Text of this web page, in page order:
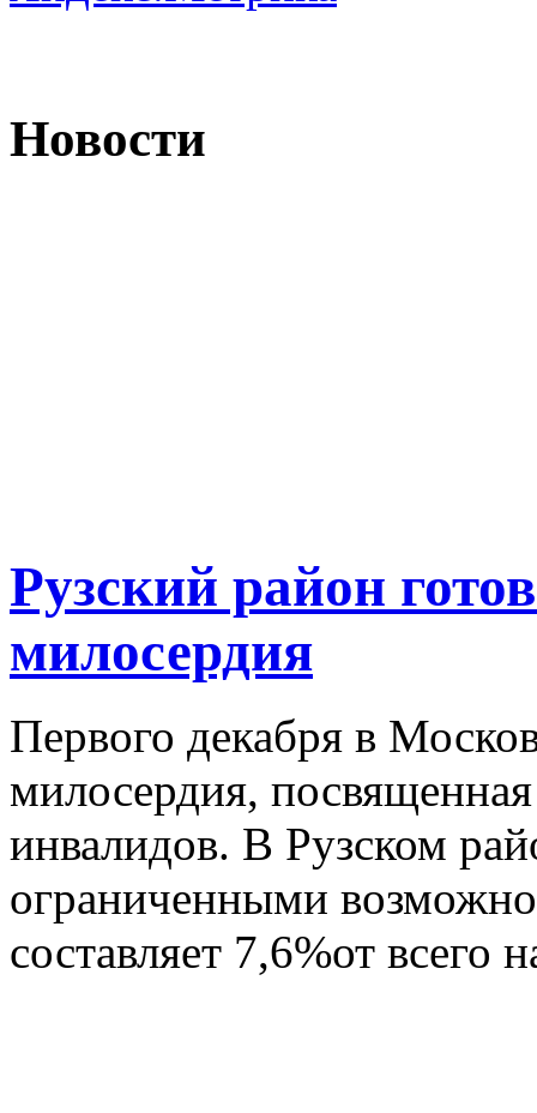
Новости
Рузский район
милосердия
Первого декабря в
милосердия,
инвалидов. В Рузском
ограниченными
составляет 7,6%от всего